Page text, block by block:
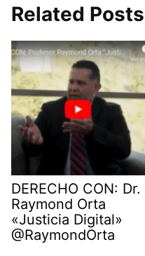
i
t
e
r
)
b
o
k
e
d
n
Related Posts
DERECHO CON: Dr.
Raymond Orta
«Justicia Digital»
@RaymondOrta